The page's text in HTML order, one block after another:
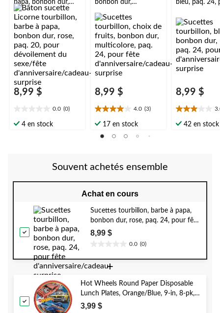
papa, bonbon dur,
rose, paq. 20, pour
dévoilement du
sexe/fête
d'anniversaire/cadeau
-surprise
8,99 $
0.0 (0)
étoile(s)
4 en stock
bonbon dur,
multicolore, paq. 24,
pour fête
d'anniversaire/cadeau
-surprise
8,99 $
4.0 (3)
4.0
étoile(s)
17 en stock
bleu, paq. 24,
-surprise
8,99 $
3.0
étoile(s)
42 en stock
Souvent achetés ensemble
Achat en cours
Sucettes tourbillon, barbe à papa,
bonbon dur, rose, paq. 24, pour fête
d'anniversaire/cadeau-surprise
8,99 $
0.0 (0)
étoile(s)
sur
+
Hot Wheels Round Paper Disposable
Lunch Plates, Orange/Blue, 9-in, 8-pk,
for Birthday Party
3,99 $